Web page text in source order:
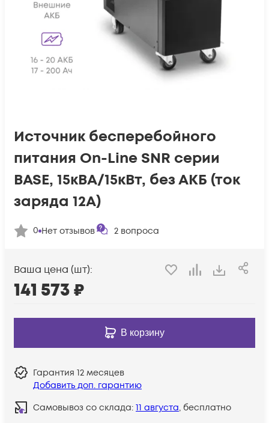
Источник бесперебойного
питания On-Line SNR серии
BASE, 15кВА/15кВт, без АКБ (ток
заряда 12А)
0 Нет отзывов 2 вопроса
Ваша цена (шт):
141 573₽
В корзину
Гарантия 12 месяцев
Добавить доп. гарантию
Самовывоз со склада: 11 августа, бесплатно